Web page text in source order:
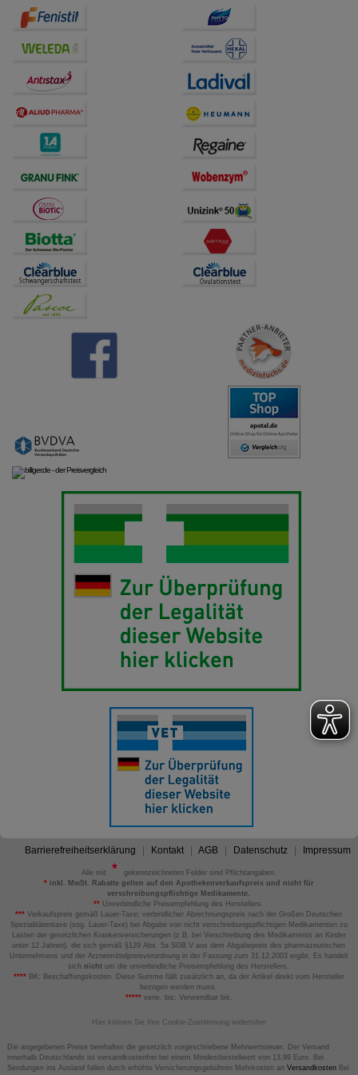
Drittseiten möglichst relevant für Sie zu gestalten.
Bitte beachten Sie, dass Daten hierfür teilweise an
Dritte wie z.B. Google oder soziale Medien
Barrierefreiheitserklärung Kontakt AGB Datenschutz Impressum
Alle mit
gekennzeichneten Felder sind Pflichtangaben.
*inkl. MwSt. Rabatte gelten auf den Apothekenverkaufspreis und nicht für
verschreibungspflichtige Medikamente.
** Unverbindliche Preisempfehlung des Herstellers.
*** Verkaufspreis gemäß Lauer-Taxe; verbindlicher Abrechnungspreis nach der Großen Deutschen
Spezialitätentaxe (sog. Lauer-Taxe) bei Abgabe von nicht verschreibungspflichtigen Medikamenten zu
Lasten der gesetzlichen Krankenversicherungen (z.B. bei Verschreibung des Medikaments an Kinder
unter 12 Jahren), die sich gemäß §129 Abs. 5a SGB V aus dem Abgabepreis des pharmazeutischen
Unternehmens und der Arzneimittelpreisverordnung in der Fassung zum 31.12.2003 ergibt. Es handelt
sich nicht um die unverbindliche Preisempfehlung des Herstellers.
****BK: Beschaffungskosten. Diese Summe fällt zusätzlich an, da der Artikel direkt vom Hersteller
bezogen werden muss.
*****verw. bis: Verwendbar bis.
Hier können Sie Ihre Cookie-Zustimmung widerrufen
Die angegebenen Preise beinhalten die gesetzlich vorgeschriebene Mehrwertsteuer. Der Versand
innerhalb Deutschlands ist versandkostenfrei bei einem Mindestbestellwert von 13,99 Euro. Bei
Sendungen ins Ausland fallen durch erhöhte Versicherungsgebühren Mehrkosten an VersandkostenBei